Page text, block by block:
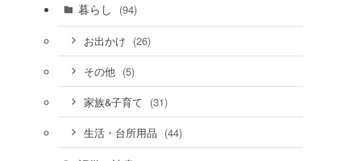
暮らし (94)
お出かけ (26)
その他 (5)
家族&子育て (31)
生活・台所用品 (44)